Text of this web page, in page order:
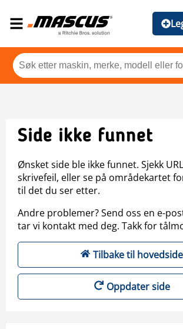
Side ikke funnet
Ønsket side ble ikke funnet. Sjekk
skrivefeil, eller se på områdekartet
til det du ser etter.
Andre problemer? Send oss en e-
tar vi kontakt med deg. Takk for
Tilbake til hovedside
Oppdater side